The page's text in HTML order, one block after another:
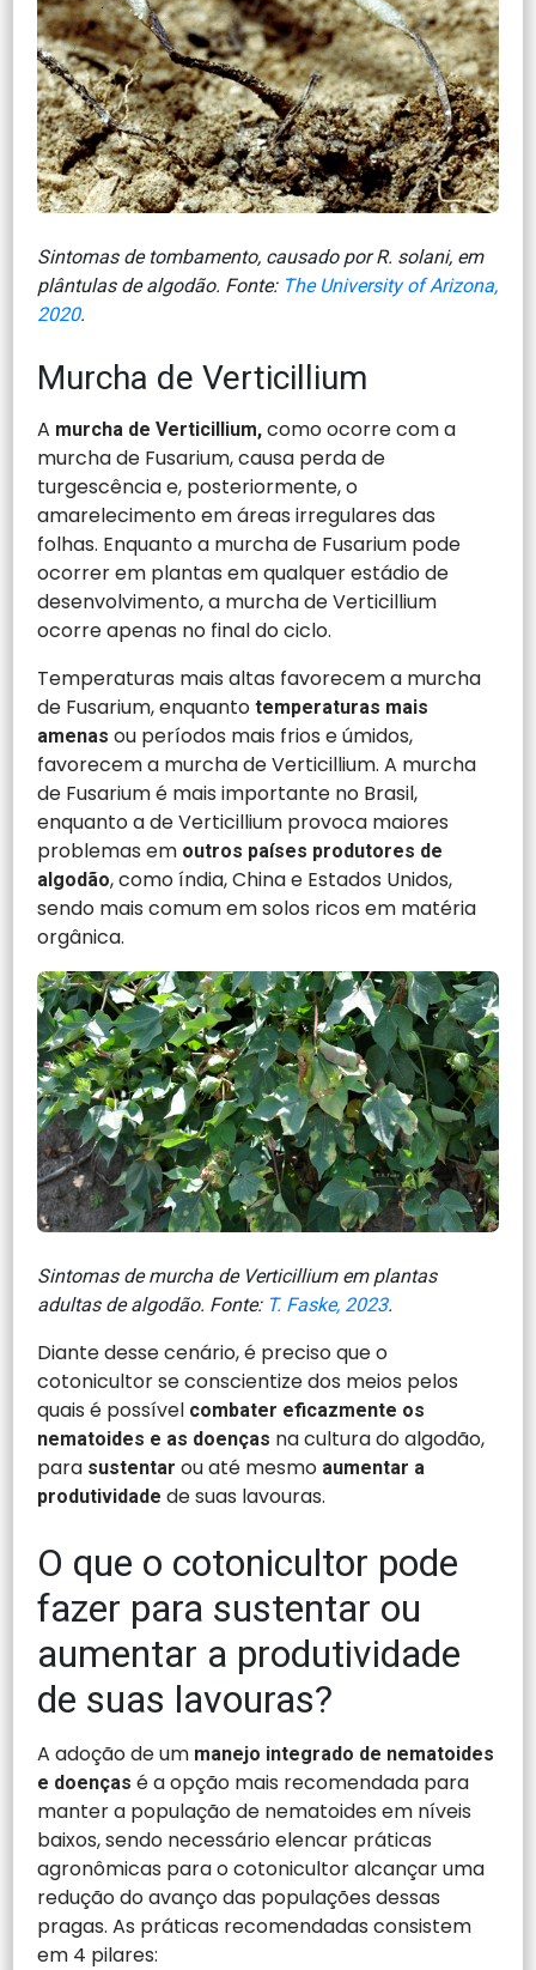
Sintomas de tombamento, causado por R. solani, em
plântulas de algodão. Fonte: The University of Arizona,
2020.
Murcha de Verticillium
A murcha de Verticillium,como ocorre com a
murcha de Fusarium, causa perda de
turgescência e, posteriormente, o
amarelecimento em áreas irregulares das
folhas. Enquanto a murcha de Fusarium pode
ocorrer em plantas em qualquer estádio de
desenvolvimento, a murcha de Verticillium
ocorre apenas no final do ciclo.
Temperaturas mais altas favorecem a murcha
de Fusarium, enquantotemperaturas mais
amenas ou períodos mais frios e úmidos,
favorecem a murcha de Verticillium. A murcha
de Fusarium é mais importante no Brasil,
enquanto a de Verticillium provoca maiores
problemas em outros países produtores de
algodão, como índia, China e Estados Unidos,
sendo mais comum em solos ricos em matéria
orgânica.
Sintomas de murcha de Verticillium em plantas
adultas de algodão. Fonte: T. Faske, 2023.
Diante desse cenário, é preciso que o
cotonicultor se conscientize dos meios pelos
quais é possível combater eficazmente os
nematoides e as doenças na cultura do algodão,
para sustentar ou até mesmo aumentar a
produtividadede suas lavouras.
O que o cotonicultor pode
fazer para sustentar ou
aumentar a produtividade
de suas lavouras?
A adoção de um manejo integrado de nematoides
e doençasé a opção mais recomendada para
manter a população de nematoides em níveis
baixos, sendo necessário elencar práticas
agronômicas para o cotonicultor alcançar uma
redução do avanço das populações dessas
pragas. As práticas recomendadas consistem
em 4 pilares: